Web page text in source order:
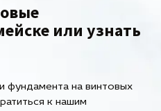
или узнать
фундамента на винтовых
к нашим